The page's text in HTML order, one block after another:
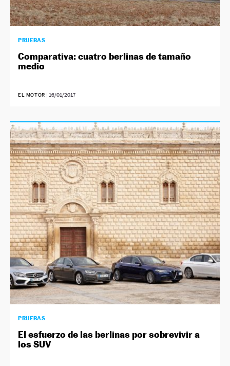
PRUEBAS
Comparativa: cuatro berlinas de tamaño
medio
EL MOTOR | 16/01/2017
PRUEBAS
El esfuerzo de las berlinas por sobrevivir a
los SUV